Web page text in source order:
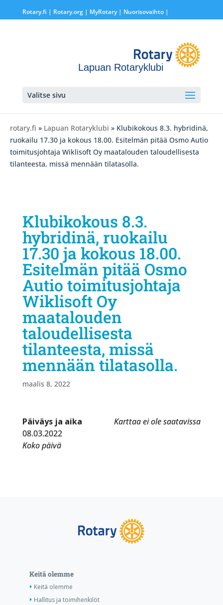
Rotary.fi | Rotary.org| MyRotary | Nuorisovaihto|
Lapuan Rotaryklubi
Valitse sivu
rotary.fi » Lapuan Rotaryklubi » Klubikokous 8.3. hybridinä,
ruokailu 17.30 ja kokous 18.00. Esitelmän pitää Osmo Autio
toimitusjohtaja Wiklisoft Oy maatalouden taloudellisesta
tilanteesta, missä mennään tilatasolla.
Klubikokous 8.3.
hybridinä, ruokailu
17.30 ja kokous 18.00.
Esitelmän pitää Osmo
Autio toimitusjohtaja
Wiklisoft Oy
maatalouden
taloudellisesta
tilanteesta, missä
mennään tilatasolla.
maalis 8, 2022
Karttaa ei ole saatavissa
Päiväys ja aika
08.03.2022
Koko päivä
Keitä olemme
Keitä olemme
Hallitus ja toimihenkilöt